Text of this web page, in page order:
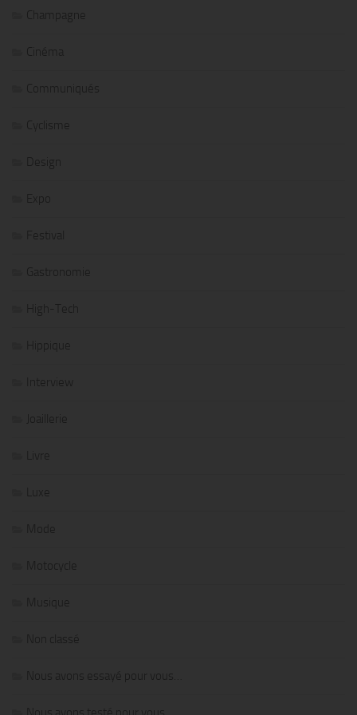
Champagne
Cinéma
Communiqués
Cyclisme
Design
Expo
Festival
Gastronomie
High-Tech
Hippique
Interview
Joaillerie
Livre
Luxe
Mode
Motocycle
Musique
Non classé
Nous avons essayé pour vous…